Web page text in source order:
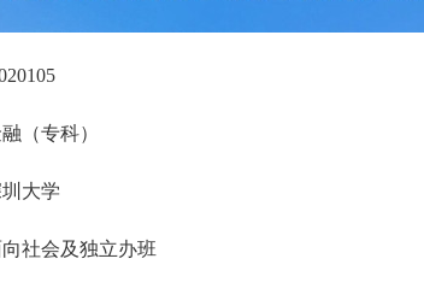
专科）
大学
社会及独立办班